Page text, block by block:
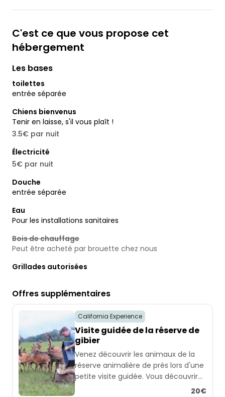
C'est ce que vous propose cet
hébergement
Les bases
toilettes
entrée séparée
Chiens bienvenus
Tenir en laisse, s'il vous plaît !
3.5€ par nuit
Électricité
5€ par nuit
Douche
entrée séparée
Eau
Pour les installations sanitaires
Bois de chauffage
Peut être acheté par brouette chez nous
Grillades autorisées
Offres supplémentaires
California Experience
Visite guidée de la réserve de
gibier
Venez découvrir les animaux de la
réserve animalière de près lors d'une
petite visite guidée. Vous découvrirez
des informations passionnantes sur20€